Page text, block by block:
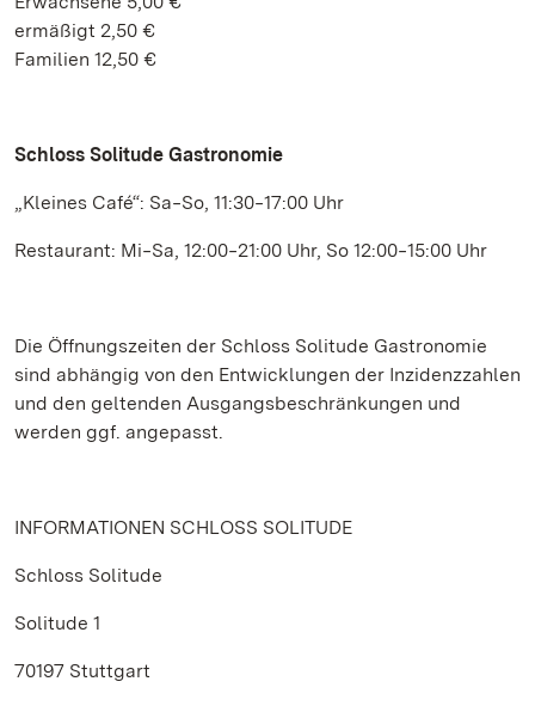
ermäßigt 2,50 €
Familien 12,50 €
Schloss Solitude Gastronomie
„Kleines Café“: Sa‒So, 11:30‒17:00 Uhr
Restaurant: Mi‒Sa, 12:00‒21:00 Uhr, So 12:00‒15:00 Uhr
Die Öffnungszeiten der Schloss Solitude Gastronomie
sind abhängig von den Entwicklungen der Inzidenzzahlen
und den geltenden Ausgangsbeschränkungen und
werden ggf. angepasst.
INFORMATIONEN SCHLOSS SOLITUDE
Schloss Solitude
Solitude 1
70197 Stuttgart